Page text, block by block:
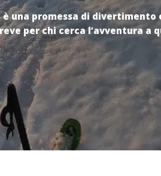
una promessa di divertimento
per chi cerca l’avventura a
una promessa di divertimento
per chi cerca l’avventura a